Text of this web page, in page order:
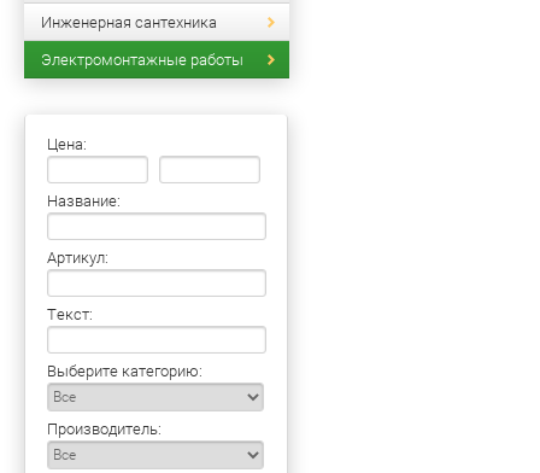
Инженерная сантехника
Электромонтажные работы
Цена:
Название:
Артикул:
Текст:
Выберите категорию:
Производитель: